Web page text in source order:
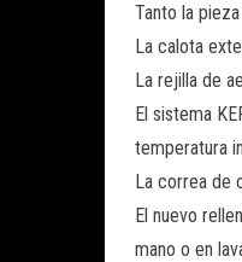
Tanto la
La calota
La rejilla de
El sistema
temperatura
La correa de
El nuevo
mano o en